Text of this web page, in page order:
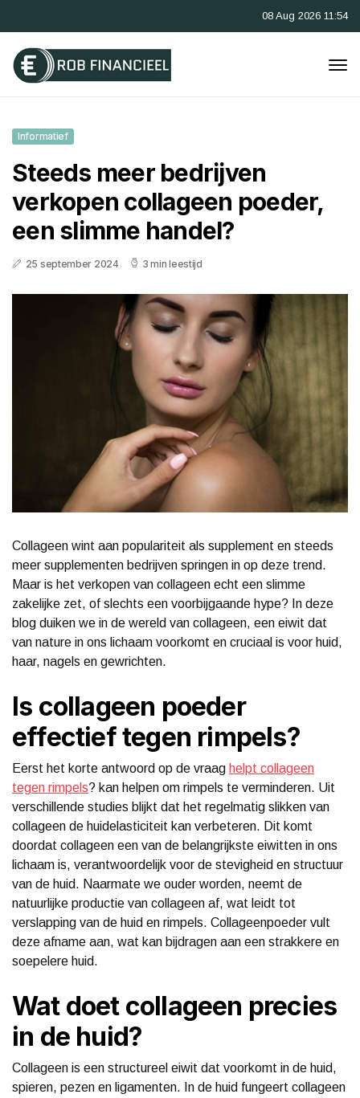
08 Aug 2026 11:54
Informatief
Steeds meer bedrijven
verkopen collageen poeder,
een slimme handel?
25 september 2024 3 min leestijd
Collageen wint aan populariteit als supplement en steeds
meer supplementen bedrijven springen in op deze trend.
Maar is het verkopen van collageen echt een slimme
zakelijke zet, of slechts een voorbijgaande hype? In deze
blog duiken we in de wereld van collageen, een eiwit dat
van nature in ons lichaam voorkomt en cruciaal is voor huid,
haar, nagels en gewrichten.
Is collageen poeder
effectief tegen rimpels?
Eerst het korte antwoord op de vraag helpt collageen
tegen rimpels? kan helpen om rimpels te verminderen. Uit
verschillende studies blijkt dat het regelmatig slikken van
collageen de huidelasticiteit kan verbeteren. Dit komt
doordat collageen een van de belangrijkste eiwitten in ons
lichaam is, verantwoordelijk voor de stevigheid en structuur
van de huid. Naarmate we ouder worden, neemt de
natuurlijke productie van collageen af, wat leidt tot
verslapping van de huid en rimpels. Collageenpoeder vult
deze afname aan, wat kan bijdragen aan een strakkere en
soepelere huid.
Wat doet collageen precies
in de huid?
Collageen is een structureel eiwit dat voorkomt in de huid,
spieren, pezen en ligamenten. In de huid fungeert collageen